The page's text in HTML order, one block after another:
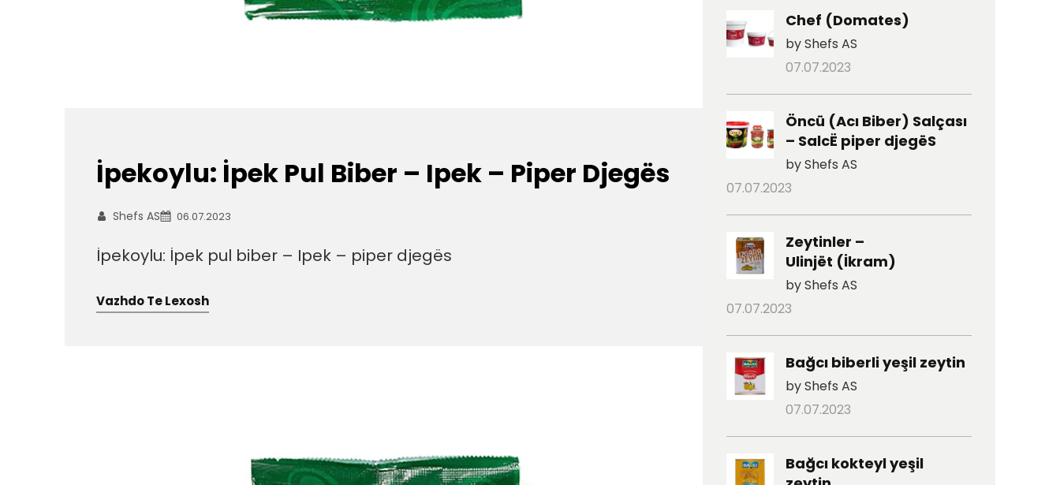
İpekoylu: İpek Pul Biber – Ipek – Piper Djegës
Shefs AS 06.07.2023
İpekoylu: İpek pul biber – Ipek – piper djegës
Vazhdo Te Lexosh
Chef (Domates)
by Shefs AS
07.07.2023
Öncü (Acı Biber) Salçası
– SalcË piper djegëS
by Shefs AS
07.07.2023
Zeytinler –
Ulinjët (İkram)
by Shefs AS
07.07.2023
Bağcı biberli yeşil zeytin
by Shefs AS
07.07.2023
Bağcı kokteyl yeşil